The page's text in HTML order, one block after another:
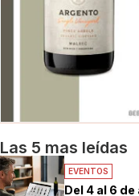
Las 5 mas leídas
EVENTOS
Del 4 al 6